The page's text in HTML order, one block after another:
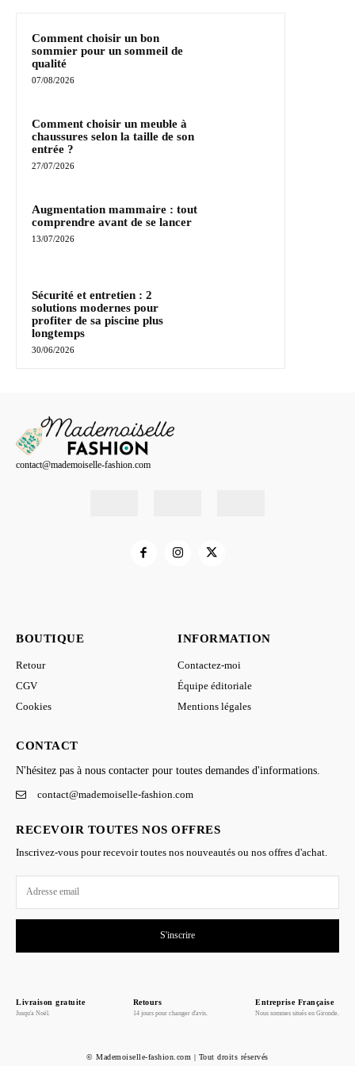
Comment choisir un bon
sommier pour un sommeil de
qualité
07/08/2026
Comment choisir un meuble à
chaussures selon la taille de son
entrée ?
27/07/2026
Augmentation mammaire : tout
comprendre avant de se lancer
13/07/2026
Sécurité et entretien : 2
solutions modernes pour
profiter de sa piscine plus
longtemps
30/06/2026
contact@mademoiselle-fashion.com
BOUTIQUE
Retour
CGV
Cookies
INFORMATION
Contactez-moi
Équipe éditoriale
Mentions légales
CONTACT
N'hésitez pas à nous contacter pour toutes demandes d'informations.
contact@mademoiselle-fashion.com
RECEVOIR TOUTES NOS OFFRES
Inscrivez-vous pour recevoir toutes nos nouveautés ou nos offres d'achat.
S'inscrire
Livraison gratuite
Jusqu'a Noël.
Retours
14 jours pour changer d'avis.
Entreprise Française
Nous sommes situés en Gironde.
© Mademoiselle-fashion.com | Tout droits réservés